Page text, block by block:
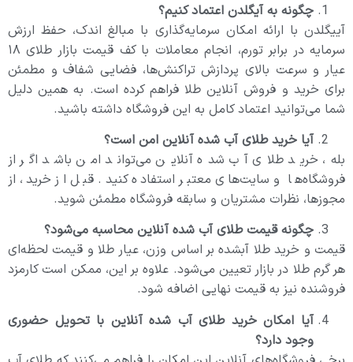
چگونه به آیگلدن اعتماد کنیم؟
آییگلدن با ارائه امکان سرمایه‌گذاری با مبالغ اندک، حفظ ارزش
سرمایه در برابر تورم، انجام معاملات با کف قیمت بازار طلای ۱۸
عیار و سرعت بالای پردازش تراکنش‌ها، فضایی شفاف و مطمئن
برای خرید و فروش آنلاین طلا فراهم کرده است. به همین دلیل
شما می‌توانید اعتماد کامل به این فروشگاه داشته باشید.
آیا خرید طلای آب شده آنلاین امن است؟
بله، خرید طلای آب شده آنلاین می‌تواند امن باشد اگر از
فروشگاه‌ها و سایت‌های معتبر استفاده کنید. قبل از خرید، از
مجوزها، نظرات مشتریان و سابقه فروشگاه مطمئن شوید.
چگونه قیمت طلای آب شده آنلاین محاسبه می‌شود؟
قیمت و خرید طلا آبشده بر اساس وزن، عیار طلا و قیمت لحظه‌ای
هر گرم طلا در بازار تعیین می‌شود. علاوه بر این، ممکن است کارمزد
فروشنده نیز به قیمت نهایی اضافه شود.
آیا امکان خرید طلای آب شده آنلاین با تحویل حضوری
وجود دارد؟